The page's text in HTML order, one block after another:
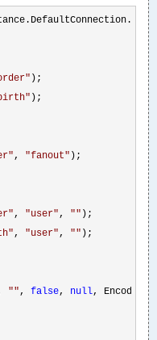
" );
" );
", "fanout" );
", "user", "" );
", "user", "" );
"", false, null,